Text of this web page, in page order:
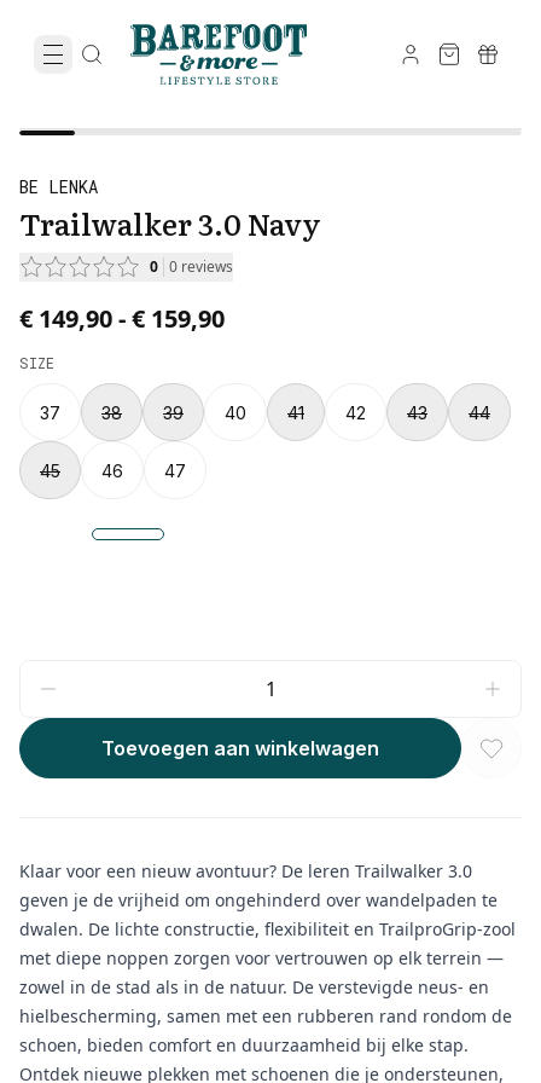
BE LENKA
Trailwalker 3.0 Navy
0 0 reviews
Price from € 149,90 to € 159,90.
€ 149,90-€ 159,90
SIZE
37 38 39 40 41 42 43 44
45 46 47
Toevoegen aan winkelwagen
Klaar voor een nieuw avontuur? De leren Trailwalker 3.0
geven je de vrijheid om ongehinderd over wandelpaden te
dwalen. De lichte constructie, flexibiliteit en TrailproGrip-zool
met diepe noppen zorgen voor vertrouwen op elk terrein —
zowel in de stad als in de natuur. De verstevigde neus- en
hielbescherming, samen met een rubberen rand rondom de
schoen, bieden comfort en duurzaamheid bij elke stap.
Ontdek nieuwe plekken met schoenen die je ondersteunen,